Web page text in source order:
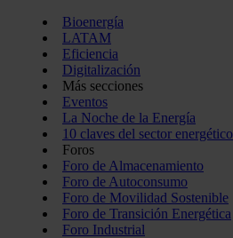
Bioenergía
LATAM
Eficiencia
Digitalización
Más secciones
Eventos
La Noche de la Energía
10 claves del sector energético
Foros
Foro de Almacenamiento
Foro de Autoconsumo
Foro de Movilidad Sostenible
Foro de Transición Energética
Foro Industrial